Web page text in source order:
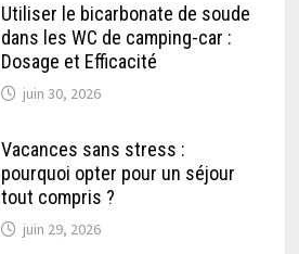
Utiliser le bicarbonate de soude
dans les WC de camping-car :
Dosage et Efficacité
juin 30, 2026
Vacances sans stress :
pourquoi opter pour un séjour
tout compris ?
juin 29, 2026